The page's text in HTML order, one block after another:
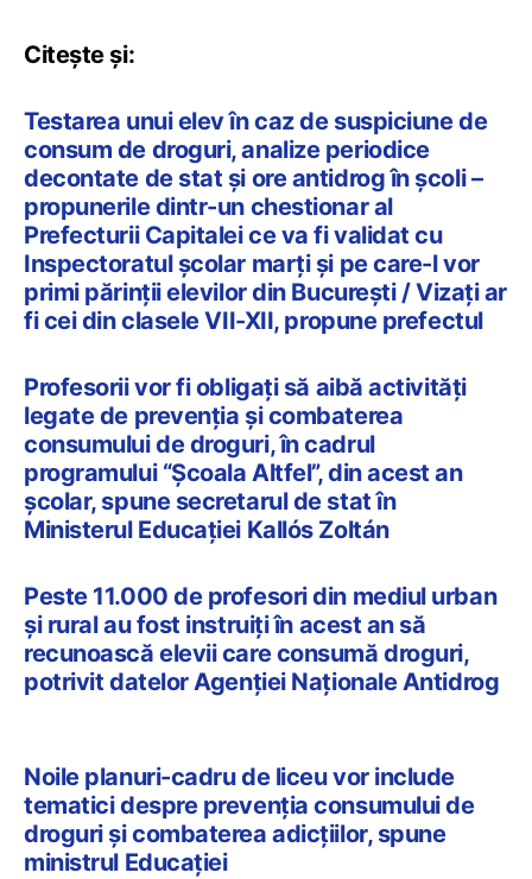
Citește și:
Testarea unui elev în caz de suspiciune de
consum de droguri, analize periodice
decontate de stat și ore antidrog în școli –
propunerile dintr-un chestionar al
Prefecturii Capitalei ce va fi validat cu
Inspectoratul școlar marți și pe care-l vor
primi părinții elevilor din București / Vizați ar
fi cei din clasele VII-XII, propune prefectul
Profesorii vor fi obligați să aibă activități
legate de prevenția și combaterea
consumului de droguri, în cadrul
programului “Școala Altfel”, din acest an
școlar, spune secretarul de stat în
Ministerul Educației Kallós Zoltán
Peste 11.000 de profesori din mediul urban
și rural au fost instruiți în acest an să
recunoască elevii care consumă droguri,
potrivit datelor Agenției Naționale Antidrog
Noile planuri-cadru de liceu vor include
tematici despre prevenția consumului de
droguri și combaterea adicțiilor, spune
ministrul Educației